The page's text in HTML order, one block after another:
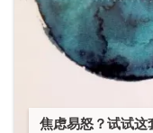
焦虑易怒？试试这